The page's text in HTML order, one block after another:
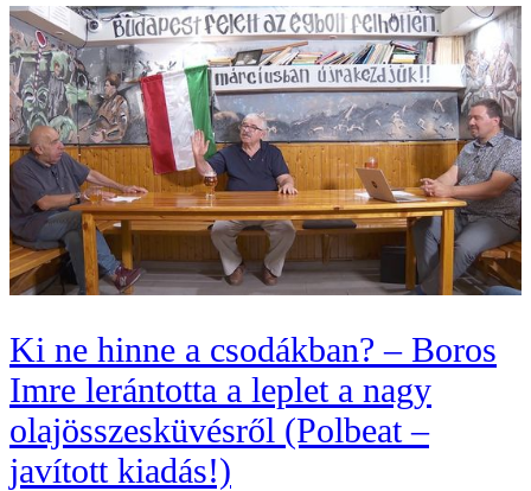
Ki ne hinne a csodákban? – Boros
Imre lerántotta a leplet a nagy
olajösszesküvésről (Polbeat –
javított kiadás!)